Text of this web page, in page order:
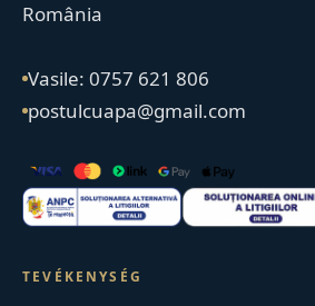
România
Vasile: 0757 621 806
postulcuapa@gmail.com
TEVÉKENYSÉG